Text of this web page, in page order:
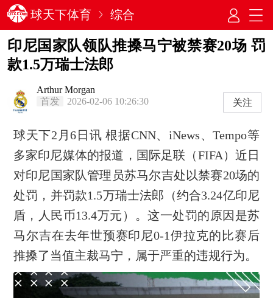
球天下体育 综合
印尼国家队领队推搡马宁被禁赛20场 罚
款1.5万瑞士法郎
Arthur Morgan
首发
2026-02-06 10:26:30 关注
球天下2月6日讯 根据CNN、iNews、Tempo等
多家印尼媒体的报道，国际足联（FIFA）近日
对印尼国家队管理员苏马尔吉处以禁赛20场的
处罚，并罚款1.5万瑞士法郎（约合3.24亿印尼
盾，人民币13.4万元）。这一处罚的原因是苏
马尔吉在去年世预赛印尼0-1伊拉克的比赛后
推搡了当值主裁马宁，属于严重的违规行为。